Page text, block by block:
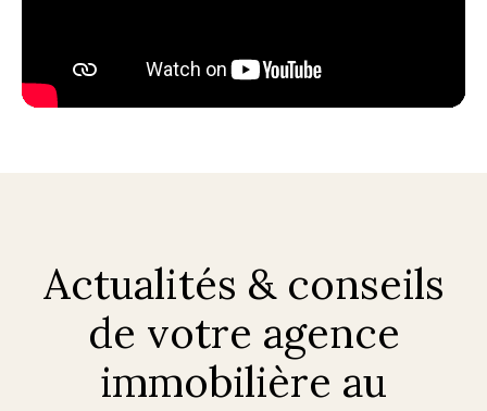
Actualités & conseils
de votre agence
immobilière au